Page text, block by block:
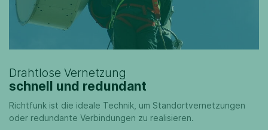
Drahtlose Vernetzung
schnell und redundant
Richtfunk ist die ideale Technik, um Standortvernetzungen
oder redundante Verbindungen zu realisieren.